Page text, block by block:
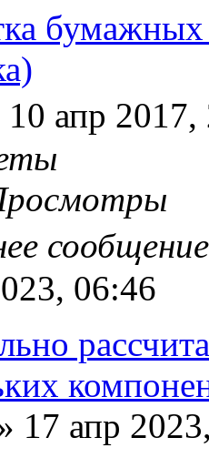
бумажных
10 апр 2017,
06:46
17 апр